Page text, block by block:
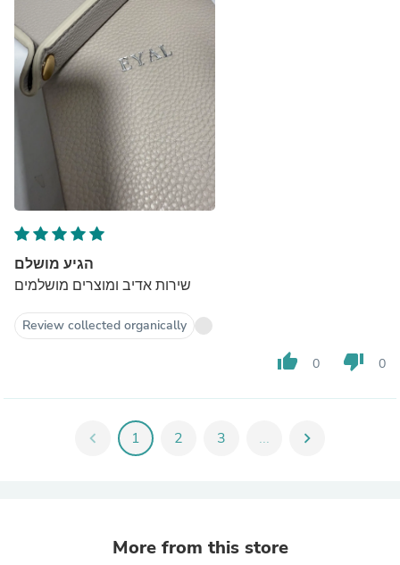
הגיע מושלם
שירות אדיב ומוצרים מושלמים
Review collected organically
thumb_up 0 thumb_down 0
chevron_left 1 2 3 ... chevron_right
More from this store